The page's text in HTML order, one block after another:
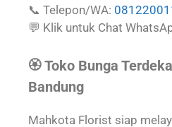
📞 Telepon/WA:
💬 Klik untuk Chat
🏵️ Toko Bunga
Bandung
Mahkota Florist siap